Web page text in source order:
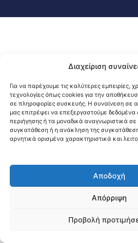
Διαχείριση
Για να παρέχουμε τις καλύτερες εμπειρίες,
τεχνολογίες όπως cookies για την
σε πληροφορίες συσκευής. Η συναίνεση σε
μας επιτρέψει να επεξεργαστούμε
περιήγησης ή τα μοναδικά αναγνωριστικά
συγκατάθεση ή η ανάκληση της
αρνητικά ορισμένα χαρακτηριστικά και
Αποδοχή
Απόρριψη
Προβολή